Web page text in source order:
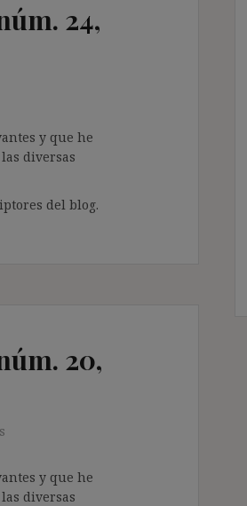
24,
y que he
diversas
del blog.
20,
y que he
diversas